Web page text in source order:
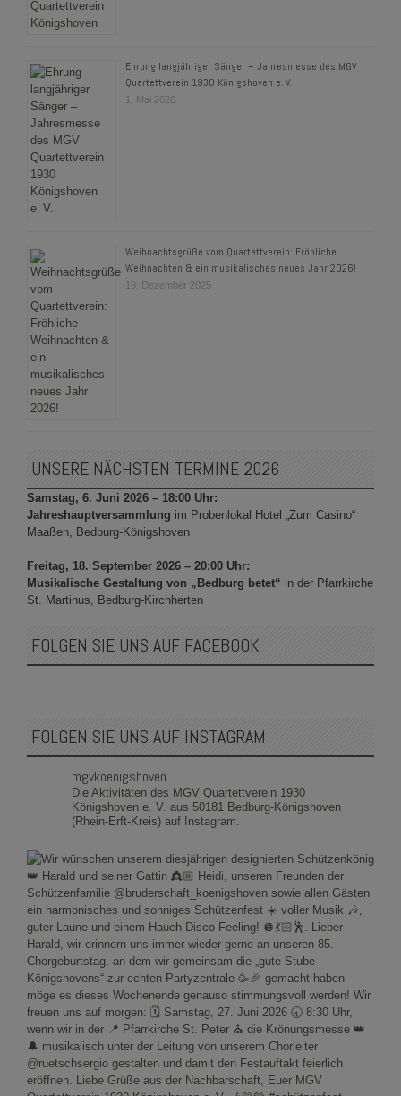
Ehrung langjähriger Sänger – Jahresmesse des MGV
Quartettverein 1930 Königshoven e. V.
1. Mai 2026
Weihnachtsgrüße vom Quartettverein: Fröhliche
Weihnachten & ein musikalisches neues Jahr 2026!
19. Dezember 2025
UNSERE NÄCHSTEN TERMINE 2026
Samstag, 6. Juni 2026 – 18:00 Uhr:
Jahreshauptversammlung im Probenlokal Hotel „Zum Casino“
Maaßen, Bedburg-Königshoven
Freitag, 18. September 2026 – 20:00 Uhr:
Musikalische Gestaltung von „Bedburg betet“ in der Pfarrkirche
St. Martinus, Bedburg-Kirchherten
FOLGEN SIE UNS AUF FACEBOOK
FOLGEN SIE UNS AUF INSTAGRAM
mgvkoenigshoven
Die Aktivitäten des MGV Quartettverein 1930
Königshoven e. V. aus 50181 Bedburg-Königshoven
(Rhein-Erft-Kreis) auf Instagram.